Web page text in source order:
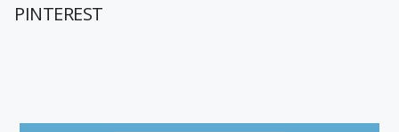
PINTEREST